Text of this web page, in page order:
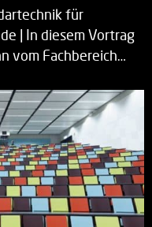
für
| In diesem Vortrag
vom Fachbereich…